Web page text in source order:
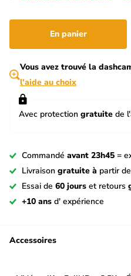
En panier
Vous avez trouvé la
l'aide au choix
Avec protection gratuite de
Commandé avant 23h45 =
Livraison gratuite à partir de
Essai de 60 jours et retours
+10 ans d' expérience
Accessoires